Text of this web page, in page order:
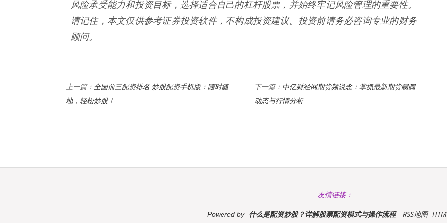
风险承受能力和投资目标，选择适合自己的杠杆股票，并始终牢记风险管理的重要性。
请记住，本文仅供参考证券投资软件，不构成投资建议。投资前请务必咨询专业的财务
顾问。
上一篇： 全国前三配资排名 炒股配资手机版：随时随
地，轻松炒股！
下一篇： 中亿财经网期货频说念：掌抓最新期货阛阓
动态与行情分析
友情链接：
Powered by 什么是配资炒股？详解股票配资模式与操作流程 RSS地图